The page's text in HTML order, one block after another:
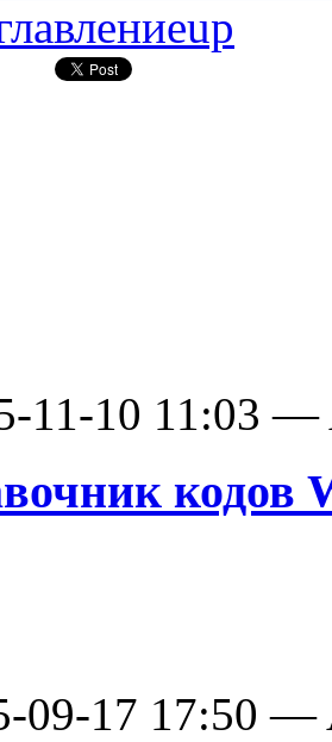
up
11-10 11:03 —
кодов
09-17 17:50 —